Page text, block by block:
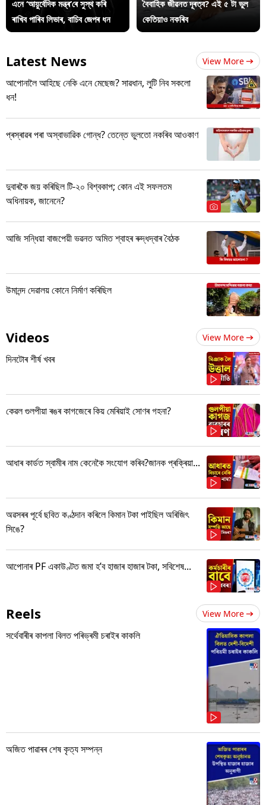
এনে ‘আয়ুৰ্বেদিক মন্ত্ৰ’ৰে সুস্থ কৰি
ৰাখিব পাৰিব লিভাৰ, বাচিব জেপৰ ধন
বৈবাহিক জীৱনত দূৰত্ব? এই ৫ টা ভুল
কেতিয়াও নকৰিব
Latest News View More
আপোনালৈ আহিছে নেকি এনে মেছেজ? সাৱধান, লুটি নিব সকলো
ধন!
প্ৰস্ৰাৱৰ পৰা অস্বাভাৱিক গোন্ধ? তেন্তে ভুলতো নকৰিব আওকাণ
দুবাৰকৈ জয় কৰিছিল টি-২০ বিশ্বকাপ; কোন এই সফলতম
অধিনায়ক, জানেনে?
আজি সন্ধিয়া বাজপেয়ী ভৱনত অমিত শ্বাহৰ ৰুদ্ধদ্বাৰ বৈঠক
উমানন্দ দেৱালয় কোনে নিৰ্মাণ কৰিছিল
Videos View More
দিনটোৰ শীৰ্ষ খবৰ
কেৱল গুলপীয়া ৰঙৰ কাগজেৰে কিয় মেৰিয়াই সোণৰ গহনা?
আধাৰ কাৰ্ডত স্বামীৰ নাম কেনেকৈ সংযোগ কৰিব?জানক প্ৰক্ৰিয়া...
অৱসৰৰ পূৰ্বে ছবিত কণ্ঠদান কৰিলে কিমান টকা পাইছিল অৰিজিৎ
সিঙে?
আপোনাৰ PF একাউণ্টত জমা হ’ব হাজাৰ হাজাৰ টকা, সবিশেষ...
Reels View More
সৰ্থেবাৰীৰ কাপলা বিলত পৰিভ্ৰমী চৰাইৰ কাকলি
অজিত পাৱাৰৰ শেষ কৃত্য সম্পন্ন